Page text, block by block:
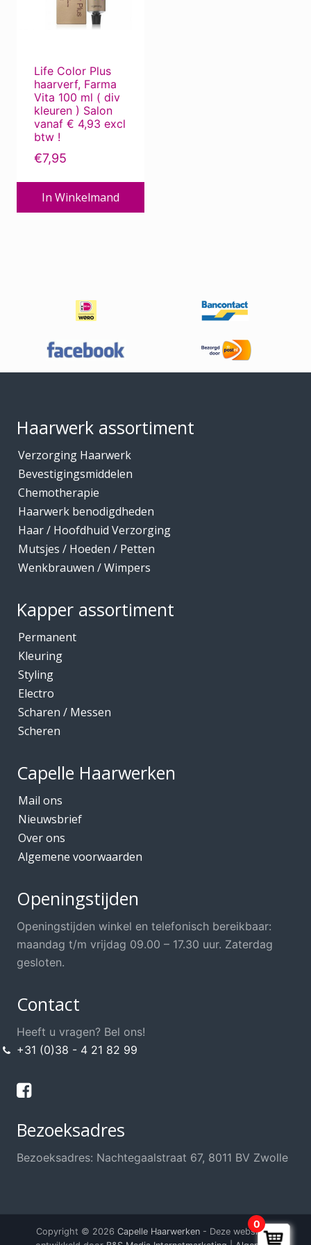
Beauty Pillow
Bevestigingsmiddelen
Borstels
Chemotherapie
Corona produkten
Dierverzorging
ECO-kapper, met oog voor milieu
Haar / Hoofdhuidproblemen
Haaraccessoires
Haarband / accessoires
Haarstukken
Hoofdhuidverzorging
Hygiene
Kammen
Kapmantels / Verfschorten
Keratine Producten
Mediceuticals bij Chemo
Mediceuticals bij Haarherstel/verzorging
Mediceuticals bij Haaruitval
Meubels Voor Kapsalon
Mobiele Kapper
Mutsjes *Opruiming*
Mutsjes / Hoeden / Petten
Nieuw in ons assortiment
Ontharen
Opsteek Materialen
Permanent
Scheren
Shampoo's / Conditioner
Sint / Kerstman / Funwig
Thuis knippen?
Life Color Plus
haarverf, Farma
Vita 100 ml ( div
kleuren ) Salon
vanaf € 4,93 excl
btw !
€7,95
In Winkelmand
worden
productpagina
Haarwerk assortiment
Verzorging Haarwerk
Bevestigingsmiddelen
Chemotherapie
Haarwerk benodigdheden
Haar / Hoofdhuid Verzorging
Mutsjes / Hoeden / Petten
Wenkbrauwen / Wimpers
Kapper assortiment
Permanent
Kleuring
Styling
Electro
Scharen / Messen
Scheren
Capelle Haarwerken
Mail ons
Nieuwsbrief
Over ons
Algemene voorwaarden
Openingstijden
Openingstijden winkel en telefonisch bereikbaar:
maandag t/m vrijdag 09.00 – 17.30 uur. Zaterdag
gesloten.
Contact
Heeft u vragen? Bel ons!
+31 (0)38 - 4 21 82 99
Bezoeksadres
Bezoeksadres: Nachtegaalstraat 67, 8011 BV Zwolle
Copyright © 2026 Capelle Haarwerken- Deze website is
0